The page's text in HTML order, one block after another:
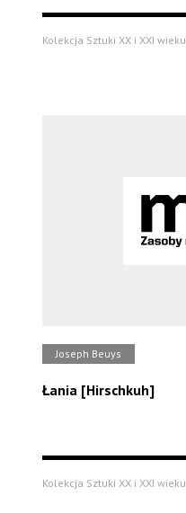
Kolekcja Sztuki XX i XXI wieku
Joseph Beuys
Łania [Hirschkuh]
Kolekcja Sztuki XX i XXI wieku